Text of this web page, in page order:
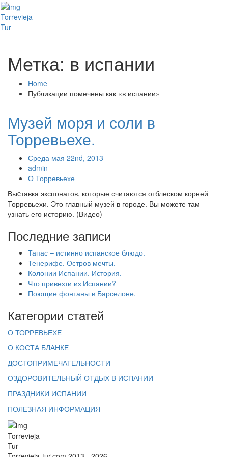
Torrevieja
Tur
Метка: в испании
Home
Публикации помечены как «в испании»
Музей моря и соли в
Торревьехе.
Среда мая 22nd, 2013
admin
О Торревьехе
Выcтавка экспонатов, которые считаются отблеском корней
Торревьехи. Это главный музей в городе. Вы можете там
узнать его историю. (Видео)
Последние записи
Тапас – истинно испанское блюдо.
Тенерифе. Остров мечты.
Колонии Испании. История.
Что привезти из Испании?
Поющие фонтаны в Барселоне.
Категории статей
О ТОРРЕВЬЕХЕ
О КОСТА БЛАНКЕ
ДОСТОПРИМЕЧАТЕЛЬНОСТИ
ОЗДОРОВИТЕЛЬНЫЙ ОТДЫХ В ИСПАНИИ
ПРАЗДНИКИ ИСПАНИИ
ПОЛЕЗНАЯ ИНФОРМАЦИЯ
Torrevieja
Tur